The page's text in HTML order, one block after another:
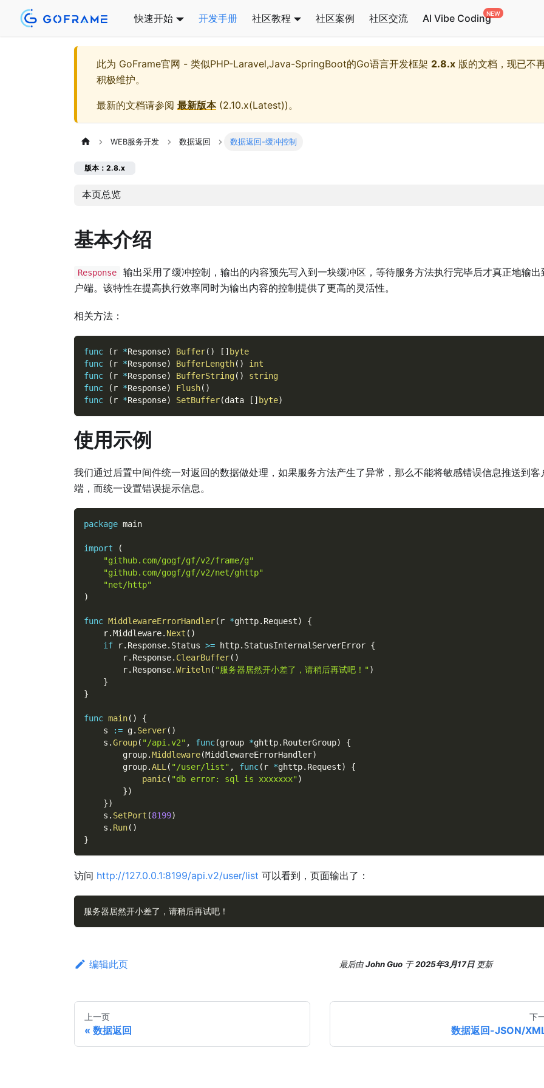
快速开始 开发手册 社区教程 社区案例 社区交流 AI Vibe Coding
此为 GoFrame官网 - 类似PHP-Laravel,Java-SpringBoot的Go语言开发框架 2.8.x 版的文档，现已不
积极维护。
最新的文档请参阅 最新版本(2.10.x(Latest))。
WEB服务开发 数据返回 数据返回-缓冲控制
版本：2.8.x
本页总览
基本介绍
Response
输出采用了缓冲控制，输出的内容预先写入到一块缓冲区，等待服务方法执行完毕后才真正地输出
户端。该特性在提高执行效率同时为输出内容的控制提供了更高的灵活性。
相关方法：
func ( r *Response) Buffer( ) [ ] byte
func
( r *Response) BufferLength( )
int
func
( r *Response) BufferString( )
string
func
( r *Response) Flush( )
func
( r *Response) SetBuffer(data [ ] byte)
使用示例
我们通过后置中间件统一对返回的数据做处理，如果服务方法产生了异常，那么不能将敏感错误信息推送到客
端，而统一设置错误提示信息。
package main
import
(
"github.com/gogf/gf/v2/frame/g"
"github.com/gogf/gf/v2/net/ghttp"
"net/http"
)
func MiddlewareErrorHandler( r *ghttp. Request)
{
    r
.Middleware. Next ( )
if r. Response. Status >= http. StatusInternalServerError {
        r
. Response. ClearBuffer( )
        r
. Response.Writeln( "服务器居然开小差了，请稍后再试吧！")
}
}
func main( )
{
    s
:= g. Server( )
    s
.Group( "/api.v2" , func(group *ghttp. RouterGroup)
{
        group
.Middleware(MiddlewareErrorHandler)
        group
.ALL ( "/user/list" , func( r *ghttp. Request)
{
panic( "db error: sql is xxxxxxx")
})
})
    s
. SetPort (8199)
    s
. Run( )
}
访问 http://127.0.0.1:8199/api.v2/user/list 可以看到，页面输出了：
服务器居然开小差了，请稍后再试吧！
编辑此页 最后由John Guo 于2025年3月17日 更新
上一页
数据返回
下
数据返回-JSON/